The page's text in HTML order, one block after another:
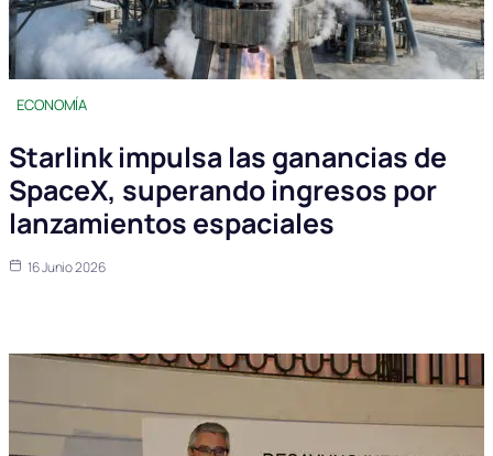
ECONOMÍA
Starlink impulsa las ganancias de
SpaceX, superando ingresos por
lanzamientos espaciales
16 Junio 2026